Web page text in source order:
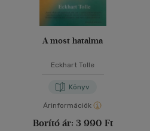
A most hatalma
Eckhart Tolle
Könyv
Árinformációk
Borító ár: 3 990 Ft